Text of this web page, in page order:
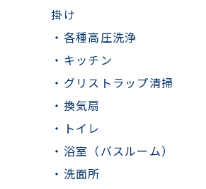
掛け
・各種高圧洗浄
・キッチン
・グリストラップ清掃
・換気扇
・トイレ
・浴室（バスルーム）
・洗面所